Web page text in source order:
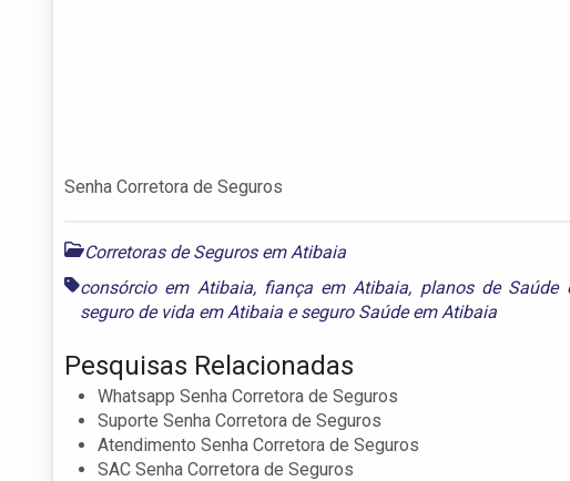
Senha Corretora de Seguros
Corretoras de Seguros em Atibaia
consórcio em Atibaia, fiança em Atibaia, planos de Saúde
seguro de vida em Atibaia eseguro Saúde em Atibaia
Pesquisas Relacionadas
Whatsapp Senha Corretora de Seguros
Suporte Senha Corretora de Seguros
Atendimento Senha Corretora de Seguros
SAC Senha Corretora de Seguros